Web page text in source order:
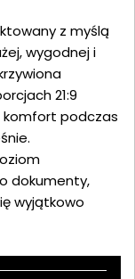
z myślą
wygodnej i
21:9
komfort podczas
dokumenty,
wyjątkowo